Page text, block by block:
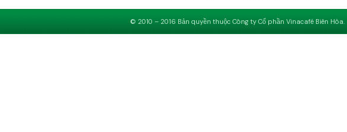
© 2010 – 2016 Bản quyền thuộc Công ty Cổ phần Vinacafé Biên Hòa.